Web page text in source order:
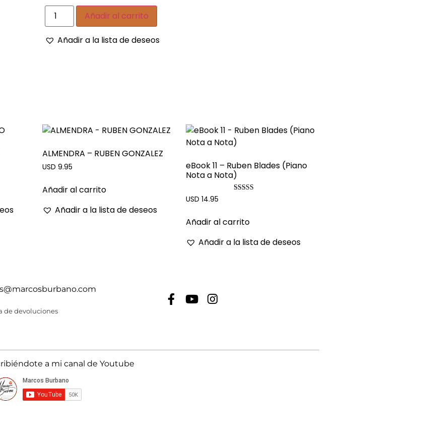
Añadir al carrito
Añadir a la lista de deseos
ALMENDRA – RUBEN GONZALEZ
USD 9.95
Añadir al carrito
Añadir a la lista de deseos
eBook 11 – Ruben Blades (Piano
Nota a Nota)
USD 14.95
Añadir al carrito
Añadir a la lista de deseos
de devoluciones
a mi canal de Youtube